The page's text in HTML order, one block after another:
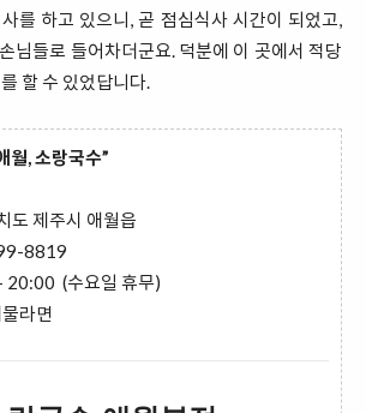
를 하고 있으니, 곧 점심식사 시간이 되었고,
님들로 들어차더군요. 덕분에 이 곳에서 적당
할 수 있었답니다.
월, 소랑국수”
도 제주시 애월읍
8819
20:00 (수요일 휴무)
라면